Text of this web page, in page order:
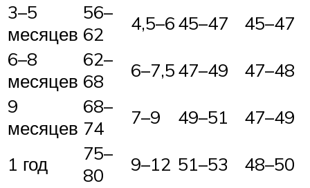
3–5
месяцев
56–
62
4,5–645–47
45–47
6–8
месяцев
62–
68
6–7,547–49
47–48
9
месяцев
68–
74
7–9 49–51 47–49
1 год
75–
80
9–12 51–53 48–50